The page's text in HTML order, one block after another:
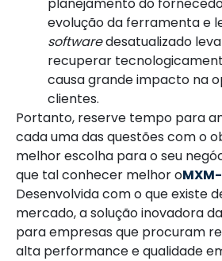
evolução da ferramenta e
softwaredesatualizado
recuperar
causa grande impacto na
clientes.
Portanto, reserve tempo para
cada uma das questões com o
melhor escolha para o seu
que tal conhecer melhor o
Desenvolvida com o que existe
mercado, a solução inovadora
para empresas que procuram
alta performance e qualidade